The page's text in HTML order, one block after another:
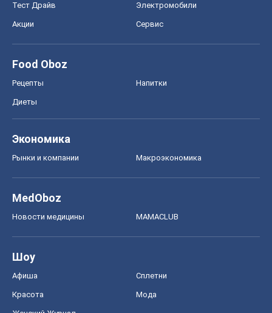
Тест Драйв Электромобили
Акции Сервис
Food Oboz
Рецепты Напитки
Диеты
Экономика
Рынки и компании Mакроэкономика
MedOboz
Новости медицины MAMACLUB
Шоу
Афиша Сплетни
Красота Мода